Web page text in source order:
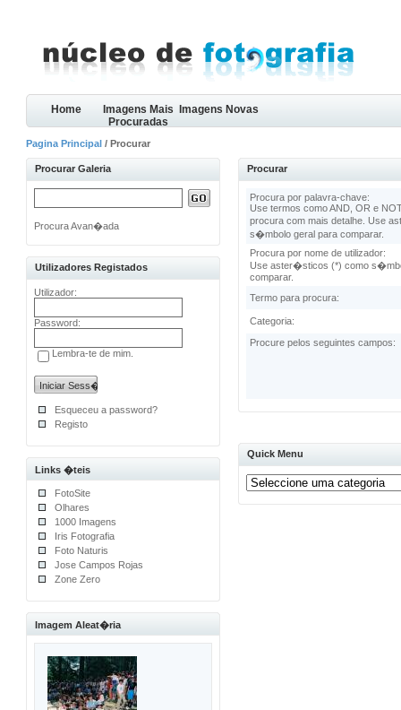
Home
Imagens Mais
Procuradas
Imagens Novas
Pagina Principal / Procurar
Procurar Galeria
Procura Avan�ada
Utilizadores Registados
Utilizador:
Password:
Lembra-te de mim.
Esqueceu a password?
Registo
Links �teis
FotoSite
Olhares
1000 Imagens
Iris Fotografia
Foto Naturis
Jose Campos Rojas
Zone Zero
Imagem Aleat�ria
Procurar
Procura por palavra-chave:
Use termos como AND, OR e
procura com mais detalhe. Use
s�mbolo geral para comparar.
Procura por nome de utilizador:
Use aster�sticos (*) como
comparar.
Termo para procura:
Categoria:
Procure pelos seguintes campos:
Quick Menu